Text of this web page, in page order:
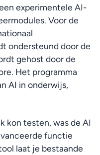
experimentele AI-
Voor de
ondersteund door de
gehost door de
Het programma
AI in onderwijs,
kon testen, was de AI
functie
laat je bestaande